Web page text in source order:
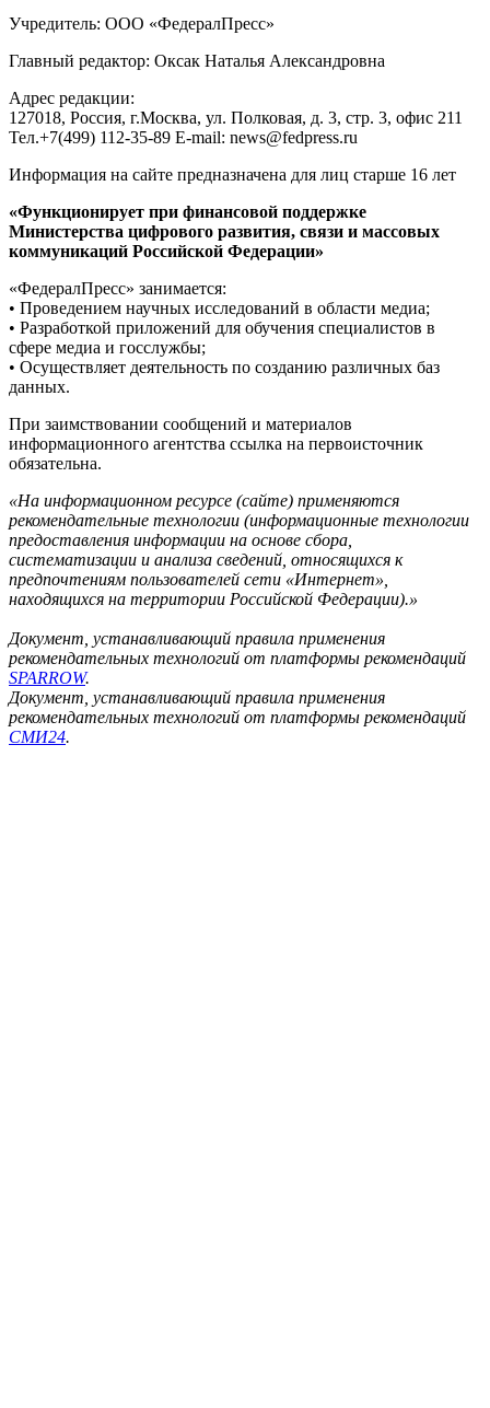
Учредитель: ООО «ФедералПресс»
Главный редактор: Оксак Наталья Александровна
Адрес редакции:
127018, Россия, г.Москва, ул. Полковая, д. 3, стр. 3, офис 211
Тел.+7(499) 112-35-89 E-mail: news@fedpress.ru
Информация на сайте предназначена для лиц старше 16 лет
«Функционирует при финансовой поддержке
Министерства цифрового развития, связи и массовых
коммуникаций Российской Федерации»
«ФедералПресс» занимается:
• Проведением научных исследований в области медиа;
• Разработкой приложений для обучения специалистов в
сфере медиа и госслужбы;
• Осуществляет деятельность по созданию различных баз
данных.
При заимствовании сообщений и материалов
информационного агентства ссылка на первоисточник
обязательна.
«На информационном ресурсе (сайте) применяются
рекомендательные технологии (информационные технологии
предоставления информации на основе сбора,
систематизации и анализа сведений, относящихся к
предпочтениям пользователей сети «Интернет»,
находящихся на территории Российской Федерации).»
Документ, устанавливающий правила применения
рекомендательных технологий от платформы рекомендаций
SPARROW.
Документ, устанавливающий правила применения
рекомендательных технологий от платформы рекомендаций
СМИ24.